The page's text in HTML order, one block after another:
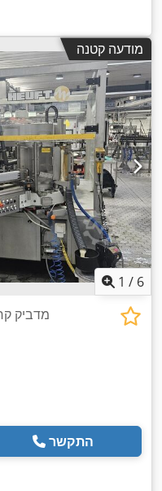
מודעה קטנה
1 / 6
התקשר